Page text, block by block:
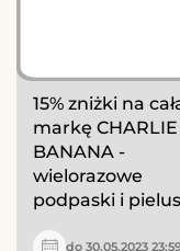
15% zniżki na
markę CHARLIE
BANANA -
wielorazowe
podpaski i
do 30.05.2023